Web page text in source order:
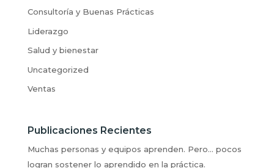
Consultoría y Buenas Prácticas
Liderazgo
Salud y bienestar
Uncategorized
Ventas
Publicaciones Recientes
Muchas personas y equipos aprenden. Pero… pocos
logran sostener lo aprendido en la práctica.